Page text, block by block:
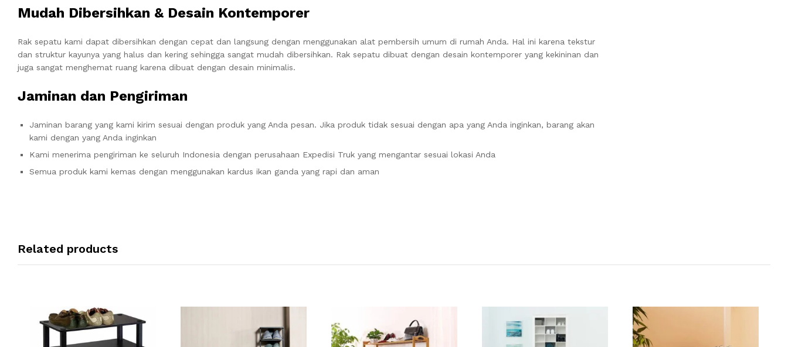
Mudah Dibersihkan & Desain Kontemporer
Rak sepatu kami dapat dibersihkan dengan cepat dan langsung dengan menggunakan alat pembersih umum di rumah Anda. Hal ini karena tekstur
dan struktur kayunya yang halus dan kering sehingga sangat mudah dibersihkan. Rak sepatu dibuat dengan desain kontemporer yang kekininan dan
juga sangat menghemat ruang karena dibuat dengan desain minimalis.
Jaminan dan Pengiriman
Jaminan barang yang kami kirim sesuai dengan produk yang Anda pesan. Jika produk tidak sesuai dengan apa yang Anda inginkan, barang akan
kami dengan yang Anda inginkan
Kami menerima pengiriman ke seluruh Indonesia dengan perusahaan Expedisi Truk yang mengantar sesuai lokasi Anda
Semua produk kami kemas dengan menggunakan kardus ikan ganda yang rapi dan aman
Related products